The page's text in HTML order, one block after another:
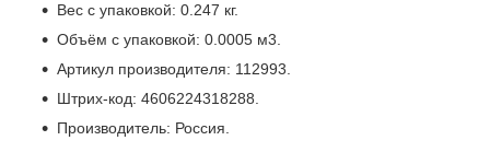
Вес с упаковкой: 0.247 кг.
Объём с упаковкой: 0.0005 м3.
Артикул производителя: 112993.
Штрих-код: 4606224318288.
Производитель: Россия.